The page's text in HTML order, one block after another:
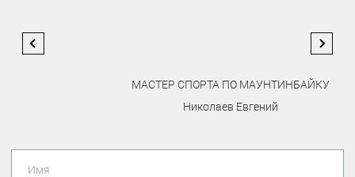
МАСТЕР СПОРТА ПО МАУНТИНБАЙКУ
Николаев Евгений